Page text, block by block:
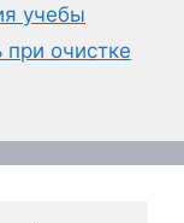
учебы
при очистке